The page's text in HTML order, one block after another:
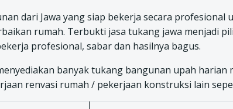
dari Jawa yang siap bekerja secara
rumah. Terbukti jasa tukang jawa menjadi
profesional, sabar dan hasilnya bagus.
banyak tukang bangunan upah
renvasi rumah / pekerjaan konstruksi lain